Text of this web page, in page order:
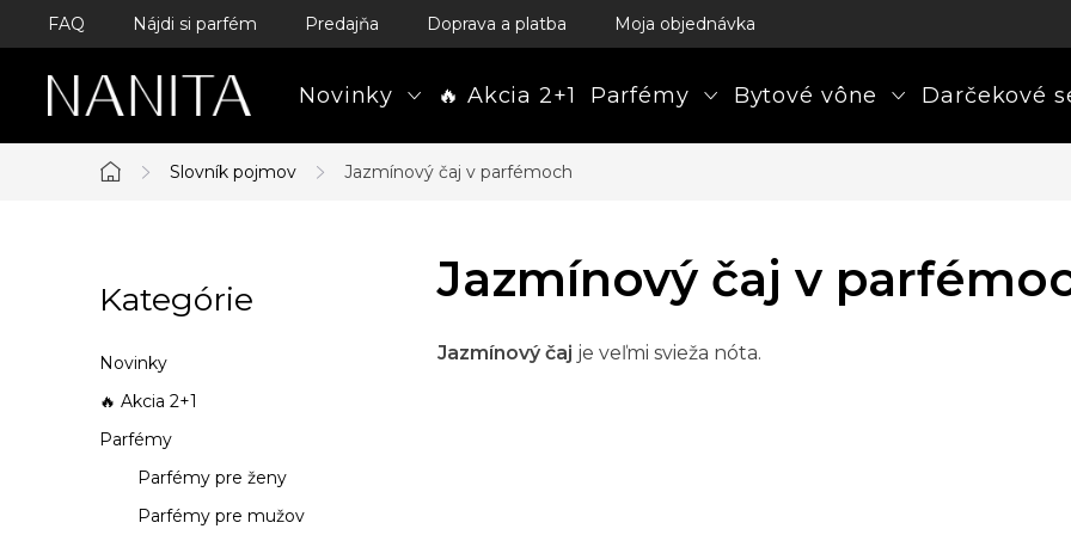
Prejsť
obsah
FAQ Nájdi si parfém Predajňa Doprava a platba Moja objednávka
Novinky 🔥 Akcia 2+1 Parfémy Bytové vône Darčekové
Domov
Slovník pojmov Jazmínový čaj v parfémoch
o
č
n
ý
Preskočiť
kategórie
Kategórie
Novinky
🔥 Akcia 2+1
Parfémy
Parfémy pre ženy
Parfémy pre mužov
Jazmínový čaj v
Jazmínový čaj je veľmi svieža nóta.